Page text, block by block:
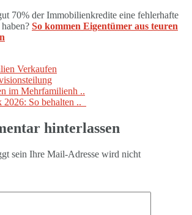
70% der Immobilienkredite eine fehlerhafte
So kommen Eigentümer aus teuren
Verkaufen
im Mehrfamilienh ..
2026: So behalten ..
hinterlassen
sein Ihre Mail-Adresse wird nicht